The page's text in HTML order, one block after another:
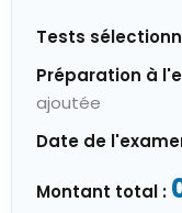
Tests
Préparation à
ajoutée
Date de
Montant total :